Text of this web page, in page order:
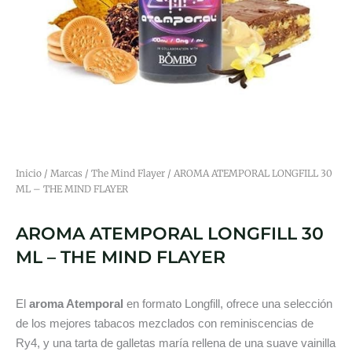
Inicio / Marcas / The Mind Flayer / AROMA ATEMPORAL LONGFILL 30
ML – THE MIND FLAYER
AROMA ATEMPORAL LONGFILL 30
ML – THE MIND FLAYER
El aroma Atemporal en formato Longfill, ofrece una selección
de los mejores tabacos mezclados con reminiscencias de
Ry4, y una tarta de galletas maría rellena de una suave vainilla